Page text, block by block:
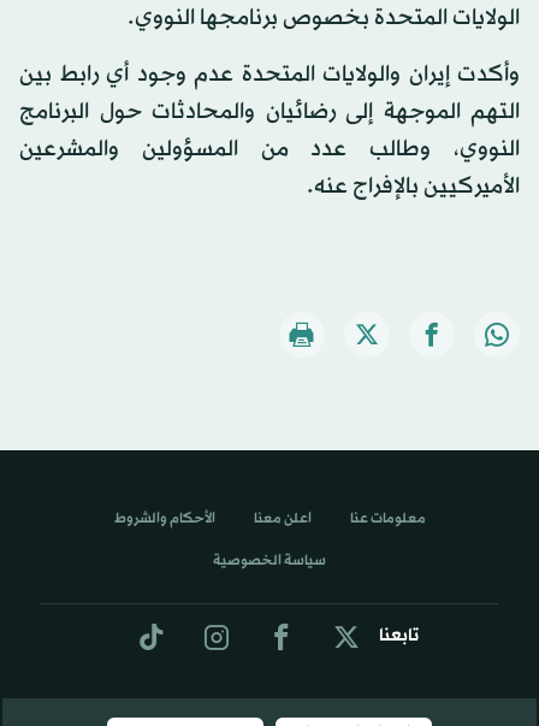
الولايات المتحدة بخصوص برنامجها النووي.
وأكدت إيران والولايات المتحدة عدم وجود أي رابط بين
التهم الموجهة إلى رضائيان والمحادثات حول البرنامج
النووي، وطالب عدد من المسؤولين والمشرعين
الأميركيين بالإفراج عنه.
تابعنا
معلومات عنا اعلن معنا الأحكام والشروط
سياسة الخصوصية